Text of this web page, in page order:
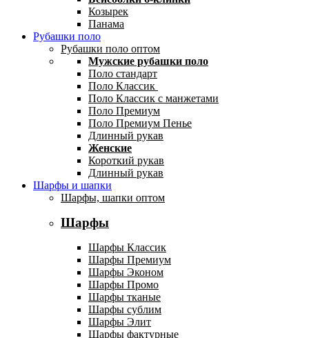
Козырек
Панама
Рубашки поло
Рубашки поло оптом
Мужские рубашки поло
Поло стандарт
Поло Классик
Поло Классик с манжетами
Поло Премиум
Поло Премиум Пенье
Длинный рукав
Женские
Короткий рукав
Длинный рукав
Шарфы и шапки
Шарфы, шапки оптом
Шарфы
Шарфы Классик
Шарфы Премиум
Шарфы Эконом
Шарфы Промо
Шарфы тканые
Шарфы сублим
Шарфы Элит
Шарфы фактурные